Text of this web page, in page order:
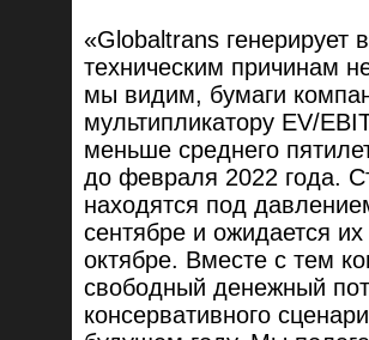
«Globaltrans генерирует
техническим причинам
мы видим, бумаги
мультипликатору EV/
меньше среднего
до февраля 2022 года.
находятся под
сентябре и ожидается
октябре. Вместе с тем
свободный денежный
консервативного